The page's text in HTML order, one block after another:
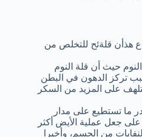
هذأن قلةئح للتخلص من
حيث أن قلة النوم
تركز الدهون في البطن
على المزيد من السكر
ما تستطيع على مدار
جعل عملية الأيض أكثر
من الجسم، وأخيرا